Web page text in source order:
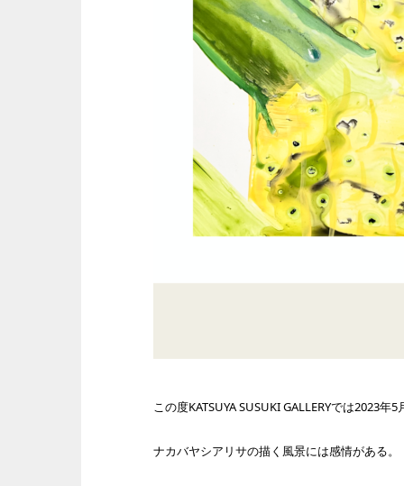
この度KATSUYA SUSUKI GALLERYでは2023
ナカバヤシアリサの描く風景には感情がある。